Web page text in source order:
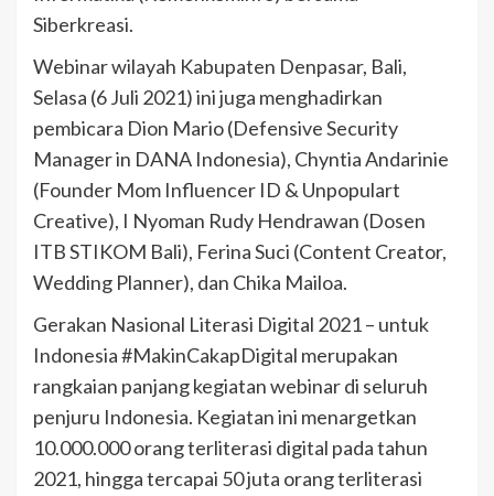
Siberkreasi.
Webinar wilayah Kabupaten Denpasar, Bali,
Selasa (6 Juli 2021) ini juga menghadirkan
pembicara Dion Mario (Defensive Security
Manager in DANA Indonesia), Chyntia Andarinie
(Founder Mom Influencer ID & Unpopulart
Creative), I Nyoman Rudy Hendrawan (Dosen
ITB STIKOM Bali), Ferina Suci (Content Creator,
Wedding Planner), dan Chika Mailoa.
Gerakan Nasional Literasi Digital 2021 – untuk
Indonesia #MakinCakapDigital merupakan
rangkaian panjang kegiatan webinar di seluruh
penjuru Indonesia. Kegiatan ini menargetkan
10.000.000 orang terliterasi digital pada tahun
2021, hingga tercapai 50 juta orang terliterasi